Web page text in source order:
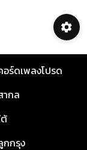
อร์ดเพลงโปรด
ากล
ต้
กกรุง